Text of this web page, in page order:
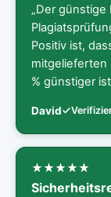
„Der
Positiv ist,
mitgelieferten
% günstiger
David